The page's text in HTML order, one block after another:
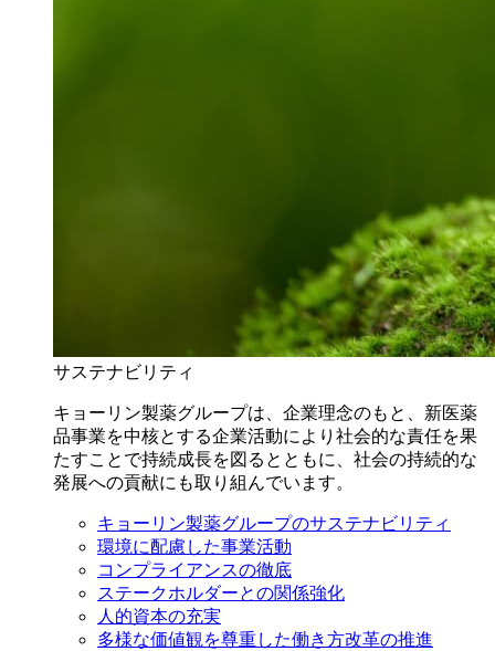
サステナビリティ
キョーリン製薬グループは、企業理念のもと、新医薬
品事業を中核とする企業活動により社会的な責任を果
たすことで持続成長を図るとともに、社会の持続的な
発展への貢献にも取り組んでいます。
キョーリン製薬グループのサステナビリティ
環境に配慮した事業活動
コンプライアンスの徹底
ステークホルダーとの関係強化
人的資本の充実
多様な価値観を尊重した働き方改革の推進